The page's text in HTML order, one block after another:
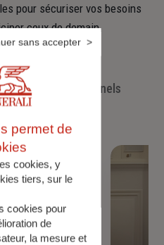
pour sécuriser vos besoins
ceux de demain.
les professionnels
permet de
cookies, y
tiers, sur le
cookies pour
de
la mesure et
sans accepter